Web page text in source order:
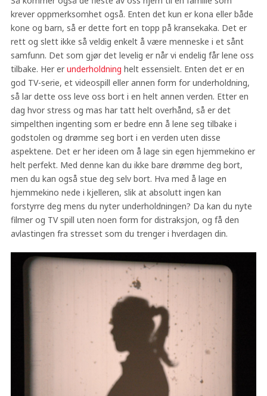
krever oppmerksomhet også. Enten det kun er kona eller både
kone og barn, så er dette fort en topp på kransekaka. Det er
rett og slett ikke så veldig enkelt å være menneske i et sånt
samfunn. Det som gjør det levelig er når vi endelig får lene oss
tilbake. Her er underholdning helt essensielt. Enten det er en
god TV-serie, et videospill eller annen form for underholdning,
så lar dette oss leve oss bort i en helt annen verden. Etter en
dag hvor stress og mas har tatt helt overhånd, så er det
simpelthen ingenting som er bedre enn å lene seg tilbake i
godstolen og drømme seg bort i en verden uten disse
aspektene. Det er her ideen om å lage sin egen hjemmekino er
helt perfekt. Med denne kan du ikke bare drømme deg bort,
men du kan også stue deg selv bort. Hva med å lage en
hjemmekino nede i kjelleren, slik at absolutt ingen kan
forstyrre deg mens du nyter underholdningen? Da kan du nyte
filmer og TV spill uten noen form for distraksjon, og få den
avlastingen fra stresset som du trenger i hverdagen din.